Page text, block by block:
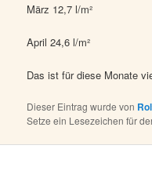
März 12,7 l/m²
April 24,6 l/m²
Das ist für diese Monate
Dieser Eintrag wurde von
Setze ein Lesezeichen für